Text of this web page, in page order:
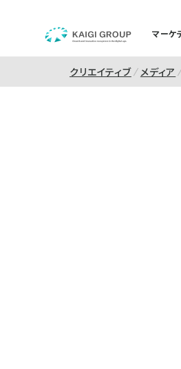
マーケ
クリエイティブ メディア